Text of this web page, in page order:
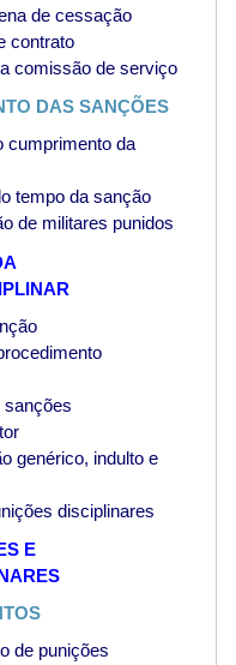
de cessação
contrato
comissão de serviço
DAS SANÇÕES
cumprimento da
tempo da sanção
de militares punidos
sanções
genérico, indulto e
disciplinares
E
de punições